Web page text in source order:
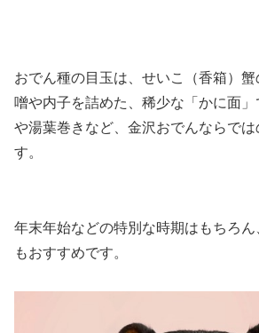
おでん種の目玉は、せいこ（香箱）
噌や内子を詰めた、稀少な「かに面」
や湯葉巻きなど、金沢おでんならでは
す。
年末年始などの特別な時期はもちろ
もおすすめです。